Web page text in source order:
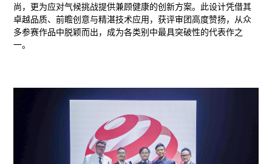
态、
活
及
尚，更为应对气候挑战提供兼顾健康的创新方案。此设计凭借其
卓越品质、前瞻创意与精湛技术应用，获评审团高度赞扬，从众
多参赛作品中脱颖而出，成为各类别中最具突破性的代表作之
一。